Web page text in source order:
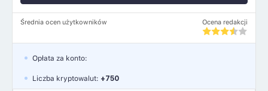
Średnia ocen użytkowników Ocena redakcji
Opłata za konto:
Liczba kryptowalut: +750